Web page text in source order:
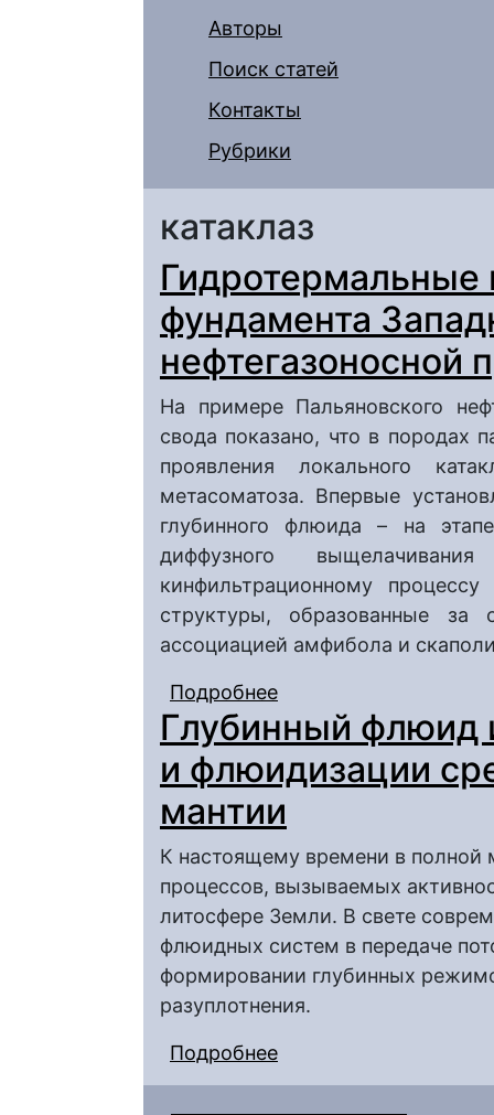
Авторы
Поиск статей
Контакты
Рубрики
катаклаз
фундамента
нефтегазоносной
На примере Пальяновского
свода показано, что в породах
проявления локального
метасоматоза. Впервые
глубинного флюида – на
диффузного
кинфильтрационному
структуры, образованные за
ассоциацией амфибола и
Подробнее
Сибирской
Глубинный флюид
и флюидизации
мантии
К настоящему времени в полной
процессов, вызываемых
литосфере Земли. В свете
флюидных систем в передаче
формировании глубинных
разуплотнения.
Подробнее
среды в